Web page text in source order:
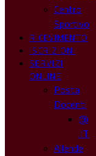
Centro
Sportivo
RICEVIMENTO
ISCRIZIONI
SERVIZI
ONLINE
Posta
Docenti
@
.IT
Allende